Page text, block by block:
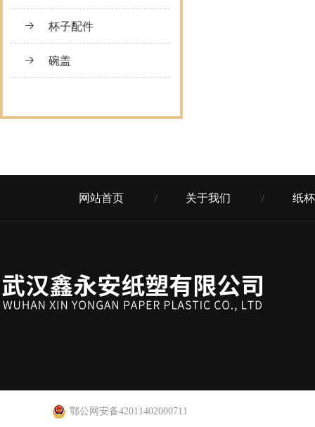
杯子配件
碗盖
网站首页 / 关于我们 / 纸
鄂公网安备42011402000711